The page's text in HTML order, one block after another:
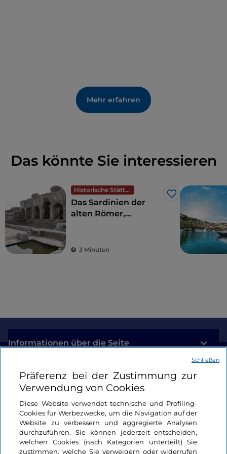
Mehr erfahren
Das könnte Sie interessieren
Historische Stätten
Like
Das Sardinien der
alten Römer,
3 Minuten
Informationen über die Seite
Nützliche Links
Login
Bleiben wir in Kontakt
Präferenz bei der Zustimmung zur
Verwendung von Cookies
Diese Website verwendet technische und Profiling-
Cookies für Werbezwecke, um die Navigation auf der
Website zu verbessern und aggregierte Analysen
durchzuführen. Sie können jederzeit entscheiden,
welchen Cookies (nach Kategorien unterteilt) Sie
zustimmen, welche Sie verweigern oder widerrufen
Schließen